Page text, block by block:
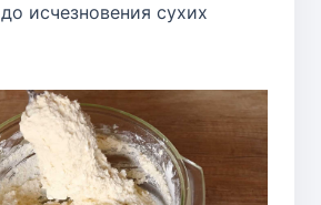
исчезновения сухих